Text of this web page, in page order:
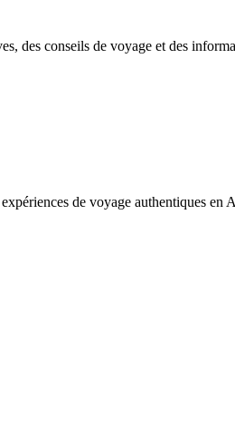
des conseils de voyage et des
de voyage authentiques